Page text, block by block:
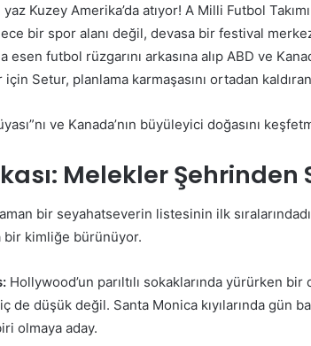
Kuzey Amerika’da atıyor! A Milli Futbol
bir spor alanı değil, devasa bir festival
esen futbol rüzgarını arkasına alıp ABD ve
Setur, planlama karmaşasını ortadan
ve Kanada’nın büyüleyici doğasını
Melekler
bir seyahatseverin listesinin ilk
bir kimliğe bürünüyor.
Hollywood’un parıltılı sokaklarında yürürken bir
de düşük değil. Santa Monica kıyılarında gün
olmaya aday.